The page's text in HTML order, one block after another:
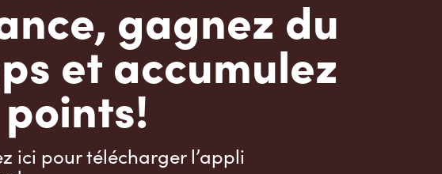
gagnez du
et accumulez
ici pour télécharger l’appli